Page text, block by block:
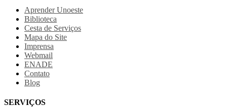
Aprender Unoeste
Biblioteca
Cesta de Serviços
Mapa do Site
Imprensa
Webmail
ENADE
Contato
Blog
SERVIÇOS